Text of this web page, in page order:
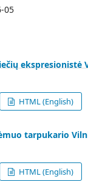
05
HTML (English)
tarpukario
HTML (English)